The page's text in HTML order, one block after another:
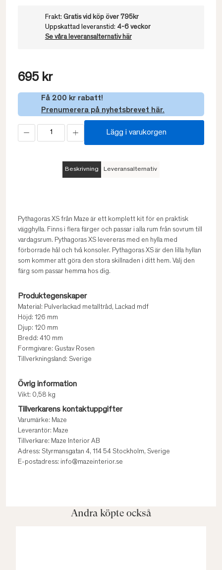
Frakt: Gratis vid köp över 795kr
Uppskattad leveranstid: 4-6 veckor
Se våra leveransalternativ här
695 kr
Få 200 kr rabatt!
Prenumerera på nyhetsbrevet här.
Lägg i varukorgen
Beskrivning Leveransalternativ
Pythagoras XS från Maze är ett komplett kit för en praktisk
vägghylla. Finns i flera färger och passar i alla rum från sovrum till
vardagsrum. Pythagoras XS levereras med en hylla med
förborrade hål och två konsoler. Pythagoras XS är den lilla hyllan
som kommer att göra den stora skillnaden i ditt hem. Välj den
färg som passar hemma hos dig.
Produktegenskaper
Material: Pulverlackad metalltråd, Lackad mdf
Höjd: 126 mm
Djup: 120 mm
Bredd: 410 mm
Formgivare: Gustav Rosen
Tillverkningsland: Sverige
Övrig information
Vikt: 0,58 kg
Tillverkarens kontaktuppgifter
Varumärke: Maze
Leverantör: Maze
Tillverkare: Maze Interior AB
Adress: Styrmansgatan 4, 114 54 Stockholm, Sverige
E-postadress: info@mazeinterior.se
Andra köpte också